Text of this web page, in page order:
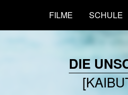
FILME SCHULE
DIE